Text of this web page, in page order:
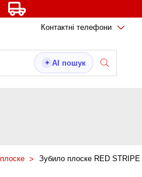
Контактні телефони
✦ AI пошук
Зубило плоске RED STRIPE